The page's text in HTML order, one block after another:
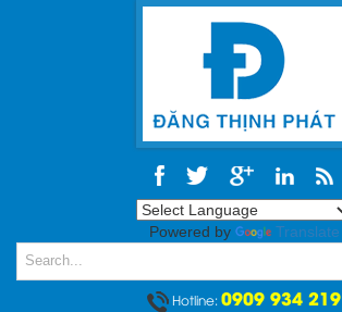
Powered by Translate
Hotline:0909 934 219